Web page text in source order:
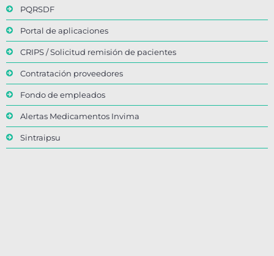
PQRSDF
Portal de aplicaciones
CRIPS / Solicitud remisión de pacientes
Contratación proveedores
Fondo de empleados
Alertas Medicamentos Invima
Sintraipsu